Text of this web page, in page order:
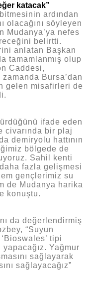
katacak”
ardından
olacağını söyleyen
Mudanya’ya nefes
belirtti.
anlatan Başkan
tamamlanmış olup
Caddesi,
Bursa’dan
gelen misafirleri de
ifade eden
civarında bir plaj
demiryolu hattının
bölgede de
Sahil kenti
fazla gelişmesi
gençlerimiz su
de Mudanya harika
konuştu.
da değerlendirmiş
“Suyun
tipi
Yağmur
sağlayarak
sağlayacağız”